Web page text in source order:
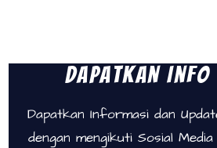
Dapatkan
Dapatkan Informasi dan
dengan mengikuti Sosial